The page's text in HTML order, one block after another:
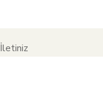
İletiniz